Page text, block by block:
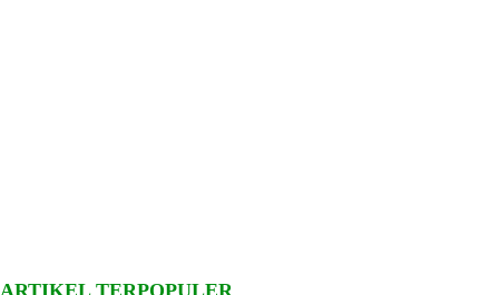
ARTIKEL TERPOPULER